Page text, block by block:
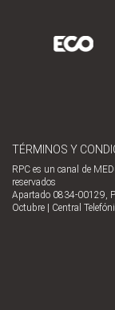
TÉRMINOS Y
RPC es un canal de
reservados
Apartado 0834-00129,
Octubre | Central